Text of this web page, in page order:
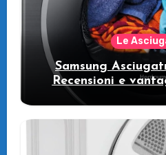
Le
Samsung
Recensioni e